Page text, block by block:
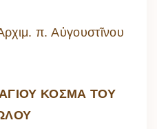
π. Αὐγουστῖνου
ΚΟΣΜΑ ΤΟΥ